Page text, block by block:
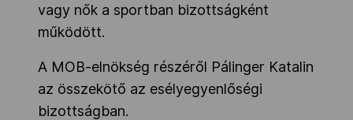
vagy nők a sportban bizottságként
működött.
A MOB-elnökség részéről Pálinger Katalin
az összekötő az esélyegyenlőségi
bizottságban.